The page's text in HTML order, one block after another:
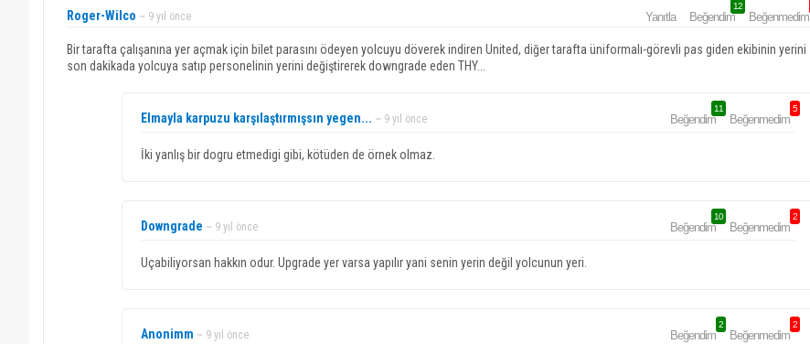
Roger-Wilco ~ 9 yıl önce Yanıtla Beğendim
12
Beğenmedim
Bir tarafta çalışanına yer açmak için bilet parasını ödeyen yolcuyu döverek indiren United, diğer tarafta üniformalı-görevli pas giden ekibinin yerini
son dakikada yolcuya satıp personelinin yerini değiştirerek downgrade eden THY...
Elmayla karpuzu karşılaştırmışsın yegen... ~ 9 yıl önce Beğendim
11
Beğenmedim
5
İki yanlış bir dogru etmedigi gibi, kötüden de örnek olmaz.
Downgrade ~ 9 yıl önce Beğendim
10
Beğenmedim
2
Uçabiliyorsan hakkın odur. Upgrade yer varsa yapılır yani senin yerin değil yolcunun yeri.
Anonimm ~ 9 yıl önce Beğendim
2
Beğenmedim
2